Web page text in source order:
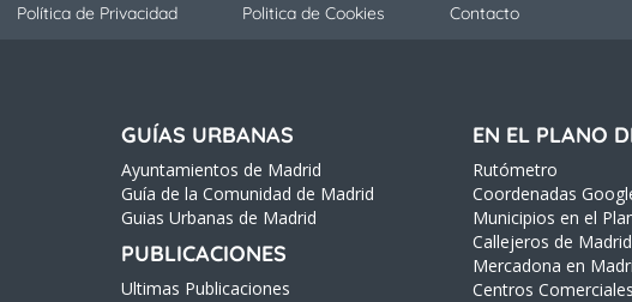
Política de Privacidad Politica de Cookies Contacto
GUÍAS URBANAS
Ayuntamientos de Madrid
Guía de la Comunidad de Madrid
Guias Urbanas de Madrid
PUBLICACIONES
Ultimas Publicaciones
EN EL PLANO
Rutómetro
Coordenadas
Municipios en el
Callejeros de Madrid
Mercadona en
Centros